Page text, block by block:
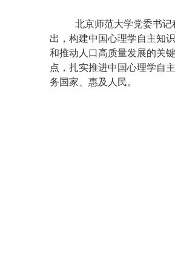
北京师范大学党委书
出，构建中国心理学自主知
和推动人口高质量发展的关
点，扎实推进中国心理学自
务国家、惠及人民。